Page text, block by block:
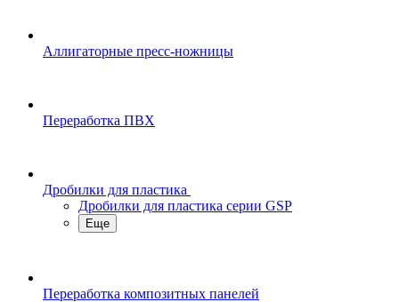
Аллигаторные пресс-ножницы
Переработка ПВХ
Дробилки для пластика
Дробилки для пластика серии GSP
Еще
Переработка композитных панелей